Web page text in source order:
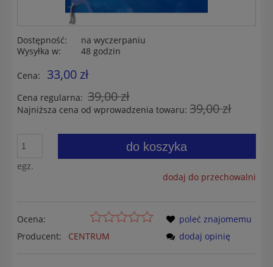
Dostępność:
na wyczerpaniu
Wysyłka w:
48 godzin
Cena: 33,00 zł
Cena regularna: 39,00 zł
Najniższa cena od wprowadzenia towaru: 39,00 zł
egz.
do koszyka
dodaj do przechowalni
Ocena:
Producent:
CENTRUM
poleć znajomemu
dodaj opinię